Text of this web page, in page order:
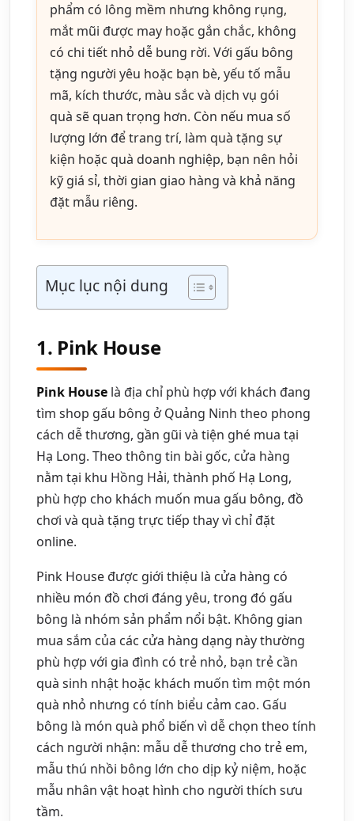
phẩm có lông mềm nhưng không rụng,
mắt mũi được may hoặc gắn chắc, không
có chi tiết nhỏ dễ bung rời. Với gấu bông
tặng người yêu hoặc bạn bè, yếu tố mẫu
mã, kích thước, màu sắc và dịch vụ gói
quà sẽ quan trọng hơn. Còn nếu mua số
lượng lớn để trang trí, làm quà tặng sự
kiện hoặc quà doanh nghiệp, bạn nên hỏi
kỹ giá sỉ, thời gian giao hàng và khả năng
đặt mẫu riêng.
Mục lục nội dung
1. Pink House
Pink House là địa chỉ phù hợp với khách đang
tìm shop gấu bông ở Quảng Ninh theo phong
cách dễ thương, gần gũi và tiện ghé mua tại
Hạ Long. Theo thông tin bài gốc, cửa hàng
nằm tại khu Hồng Hải, thành phố Hạ Long,
phù hợp cho khách muốn mua gấu bông, đồ
chơi và quà tặng trực tiếp thay vì chỉ đặt
online.
Pink House được giới thiệu là cửa hàng có
nhiều món đồ chơi đáng yêu, trong đó gấu
bông là nhóm sản phẩm nổi bật. Không gian
mua sắm của các cửa hàng dạng này thường
phù hợp với gia đình có trẻ nhỏ, bạn trẻ cần
quà sinh nhật hoặc khách muốn tìm một món
quà nhỏ nhưng có tính biểu cảm cao. Gấu
bông là món quà phổ biến vì dễ chọn theo tính
cách người nhận: mẫu dễ thương cho trẻ em,
mẫu thú nhồi bông lớn cho dịp kỷ niệm, hoặc
mẫu nhân vật hoạt hình cho người thích sưu
tầm.